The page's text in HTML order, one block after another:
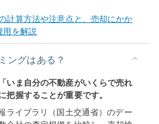
計算方法や注意点と、売却にかか
用を解説
ングはある？
いま自分の不動産がいくらで売れ
把握することが重要です。
ライブラリ（国土交通省）のデー